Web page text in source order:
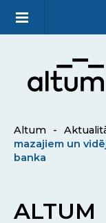
Altum -
mazajiem un
banka
ALTUM